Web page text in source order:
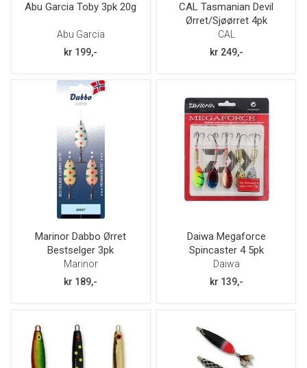
Abu Garcia Toby 3pk 20g
Abu Garcia
kr 199,-
CAL Tasmanian Devil
Ørret/Sjøørret 4pk
CAL
kr 249,-
Marinor Dabbo Ørret
Bestselger 3pk
Marinor
kr 189,-
Daiwa Megaforce
Spincaster 4 5pk
Daiwa
kr 139,-